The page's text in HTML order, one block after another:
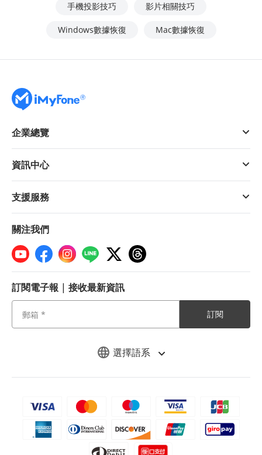
手機投影技巧 影片相關技巧
Windows數據恢復 Mac數據恢復
選擇語系
企業總覽
資訊中心
支援服務
關注我們
訂閱電子報 | 接收最新資訊
訂閱